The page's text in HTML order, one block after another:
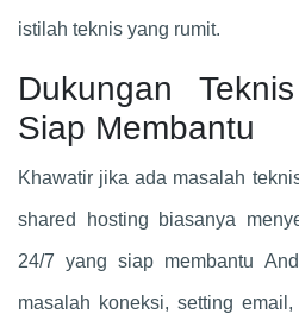
istilah teknis yang rumit.
Dukungan
Siap Membantu
Khawatir jika ada masalah
shared hosting biasanya
24/7 yang siap membantu
masalah koneksi, setting